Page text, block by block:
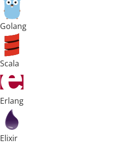
Golang
Scala
Erlang
Elixir